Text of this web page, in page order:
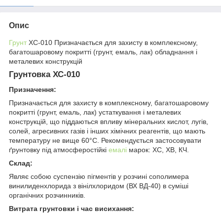
Опис
Грунт ХС-010 Призначається для захисту в комплексному,
багатошаровому покритті (грунт, емаль, лак) обладнання і
металевих конструкцій
Грунтовка ХС-010
Призначення:
Призначається для захисту в комплексному, багатошаровому
покритті (грунт, емаль, лак) устаткування і металевих
конструкцій, що піддаються впливу мінеральних кислот, лугів,
солей, агресивних газів і інших хімічних реагентів, що мають
температуру не вище 60°С. Рекомендується застосовувати
ґрунтовку під атмосферостійкі емалі марок: ХС, ХВ, КЧ.
Склад:
Являє собою суспензію пігментів у розчині сополимера
винилиденхлорида з вінілхлоридом (ВХ ВД-40) в суміші
органічних розчинників.
Витрата грунтовки і час висихання: